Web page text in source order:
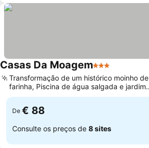
Casas Da Moagem3 Estrelas
Transformação de um histórico moinho de
farinha, Piscina de água salgada e jardim
tranquilos
De € 88
Consulte os preços de 8 sites